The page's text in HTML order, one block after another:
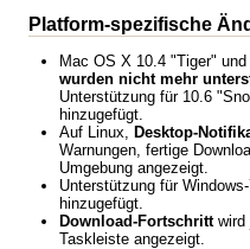
Platform-spezifische
Mac OS X 10.4 "Tiger" und
wurden nicht mehr
Unterstützung für 10.6
hinzugefügt.
Auf Linux, Desktop-
Warnungen, fertige
Umgebung angezeigt.
Unterstützung für
hinzugefügt.
Download-Fortschrittwird
Taskleiste angezeigt.